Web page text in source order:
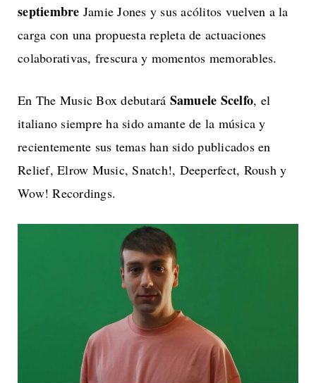
septiembre Jamie Jones y sus acólitos vuelven a la
carga con una propuesta repleta de actuaciones
colaborativas, frescura y momentos memorables.
En The Music Box debutará Samuele Scelfo, el
italiano siempre ha sido amante de la música y
recientemente sus temas han sido publicados en
Relief, Elrow Music, Snatch!, Deeperfect, Roush y
Wow! Recordings.